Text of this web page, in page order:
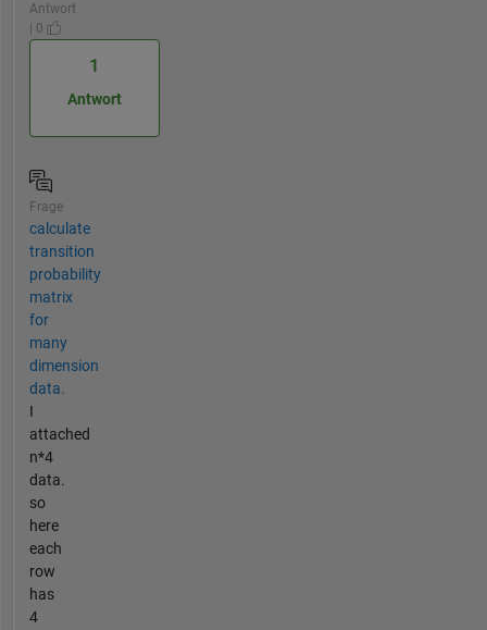
Antwort
| 0
1
Antwort
Frage
calculate
transition
probability
matrix
for
many
dimension
data.
I
attached
n*4
data.
so
here
each
row
has
4